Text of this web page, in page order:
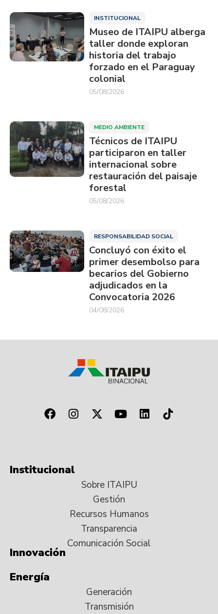
INSTITUCIONAL
Museo de ITAIPU alberga
taller donde exploran
historia del trabajo
forzado en el Paraguay
colonial
05/08/2026
MEDIO AMBIENTE
Técnicos de ITAIPU
participaron en taller
internacional sobre
restauración del paisaje
forestal
05/08/2026
RESPONSABILIDAD SOCIAL
Concluyó con éxito el
primer desembolso para
becarios del Gobierno
adjudicados en la
Convocatoria 2026
04/08/2026
Institucional
Sobre ITAIPU
Gestión
Recursos Humanos
Transparencia
Comunicación Social
Innovación
Energía
Generación
Transmisión